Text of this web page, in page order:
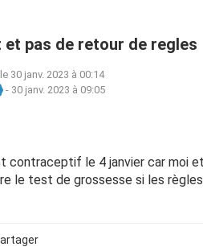
et pas de retour de regles
30 janv. 2023 à 00:14
- 30 janv. 2023 à 09:05
contraceptif le 4 janvier car moi
le test de grossesse si les